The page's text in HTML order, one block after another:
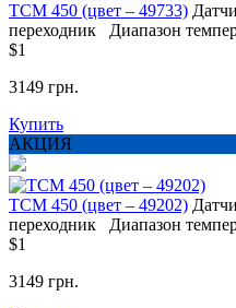
ТСМ 450 (цвет – 49733)
переходник
Диапазон
$1
3149 грн.
Купить
АКЦИЯ
ТСМ 450 (цвет – 49202)
переходник
Диапазон
$1
3149 грн.